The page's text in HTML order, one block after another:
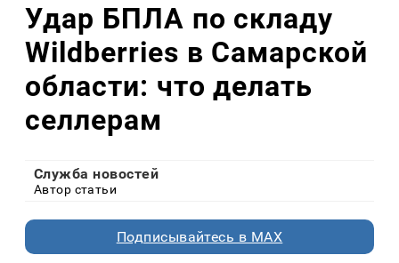
Удар БПЛА по складу
Wildberries в Самарской
области: что делать
селлерам
Служба новостей
Автор статьи
Подписывайтесь в MAX